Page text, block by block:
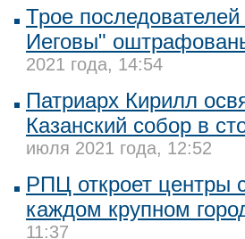
Трое
Иеговы"
2021 года, 14:54
Патриарх Кирилл
Казанский собор в
июля 2021 года, 12:52
РПЦ откроет центры
каждом крупном
11:37